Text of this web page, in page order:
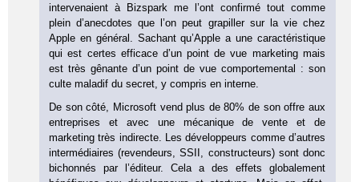
intervenaient à Bizspark me l’ont confirmé tout comme
plein d’anecdotes que l’on peut grapiller sur la vie chez
Apple en général. Sachant qu’Apple a une caractéristique
qui est certes efficace d’un point de vue marketing mais
est très gênante d’un point de vue comportemental : son
culte maladif du secret, y compris en interne.
De son côté, Microsoft vend plus de 80% de son offre aux
entreprises et avec une mécanique de vente et de
marketing très indirecte. Les développeurs comme d’autres
intermédiaires (revendeurs, SSII, constructeurs) sont donc
bichonnés par l’éditeur. Cela a des effets globalement